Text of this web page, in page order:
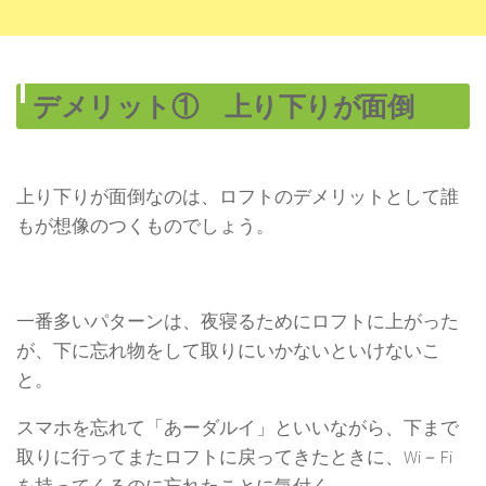
デメリット① 上り下りが面倒
上り下りが面倒なのは、ロフトのデメリットとして誰
もが想像のつくものでしょう。
一番多いパターンは、夜寝るためにロフトに上がった
が、下に忘れ物をして取りにいかないといけないこ
と。
スマホを忘れて「あーダルイ」といいながら、下まで
取りに行ってまたロフトに戻ってきたときに、Wi－Fi